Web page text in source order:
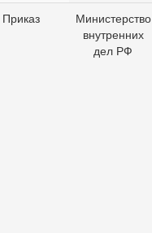
Приказ
Министерство
внутренних
дел РФ